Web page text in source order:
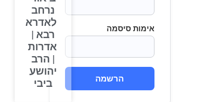
אימות סיסמה
הרשמה
נרחב
לאדרא
רבא |
אדרות
| הרב
יהושע
ביבי